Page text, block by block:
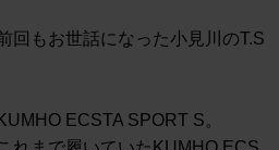
回もお世話になった小見川のT.S
ECSTA SPORT S。